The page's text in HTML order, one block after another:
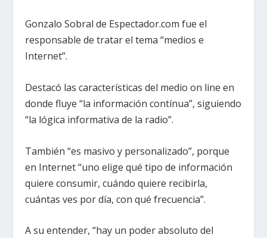
Gonzalo Sobral de Espectador.com fue el
responsable de tratar el tema “medios e
Internet”.
Destacó las características del medio on line en
donde fluye “la información contínua”, siguiendo
“la lógica informativa de la radio”.
También “es masivo y personalizado”, porque
en Internet “uno elige qué tipo de información
quiere consumir, cuándo quiere recibirla,
cuántas ves por día, con qué frecuencia”.
A su entender, “hay un poder absoluto del